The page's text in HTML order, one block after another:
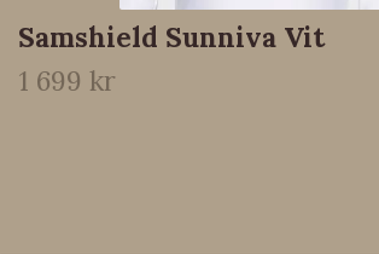
Samshield Sunniva Vit
1 699 kr